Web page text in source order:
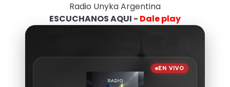
Radio Unyka Argentina
ESCUCHANOS AQUI - Dale play